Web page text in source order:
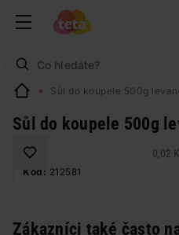
Sůl do koupele 500g
Sůl do koupele 500g
0,02
Kód: 212581
Zákazníci také často